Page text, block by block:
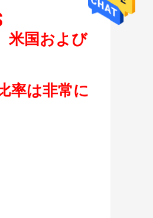
米国および
率は非常に